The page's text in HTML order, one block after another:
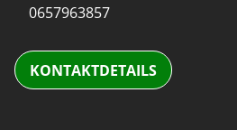
0657963857
KONTAKTDETAILS